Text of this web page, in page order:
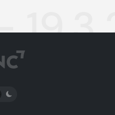
PŘEPNOUT SVĚTLÝ/TMAVÝ REŽIM